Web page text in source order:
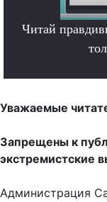
Читай
Уважаемые
Запрещены к
экстремистские
Администрация